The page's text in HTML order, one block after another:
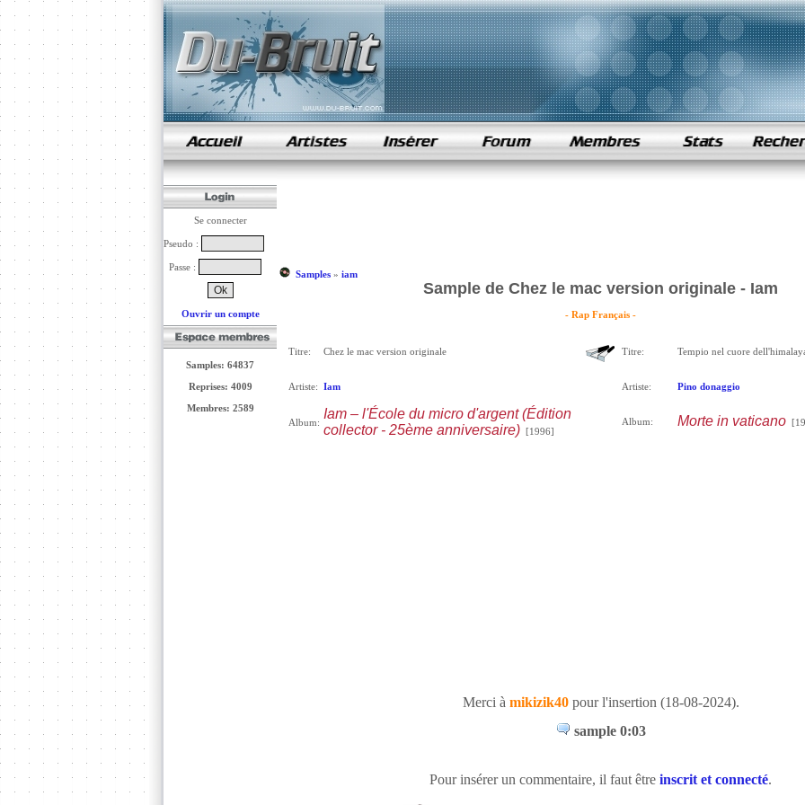
samples de rap
Se connecter
Pseudo :
Passe :
Ouvrir un compte
Samples: 64837
Reprises: 4009
Membres: 2589
Samples» iam
Sample de Chez le mac version originale - Iam
- Rap Français -
Titre: Chez le mac version originale
Artiste: Iam
Album:
Iam – l'École du micro d'argent (Édition
collector - 25ème anniversaire)[1996]
Titre: Tempio nel cuore
Artiste: Pino donaggio
Album: Morte in vaticano
Merci à mikizik40pour l'insertion (18-08-2024).
sample 0:03
Pour insérer un commentaire, il faut être inscrit et connecté.